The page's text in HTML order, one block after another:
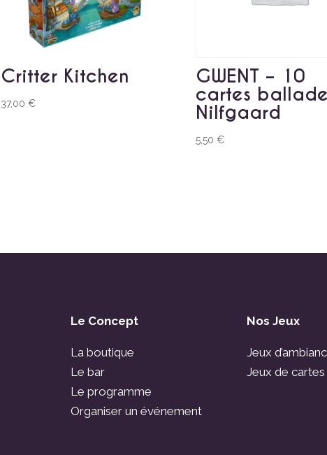
Critter Kitchen
37,00€
GWENT – 10
cartes
Nilfgaard
5,50€
Le Concept
La boutique
Le bar
Le programme
Organiser un événement
Nos Jeux
Jeux
Jeux de cartes